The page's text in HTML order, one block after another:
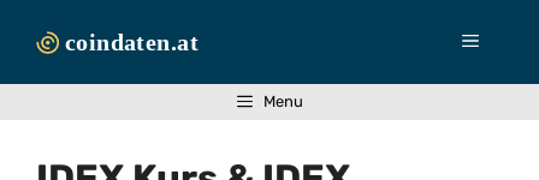
Inhalt
Menü
Menu